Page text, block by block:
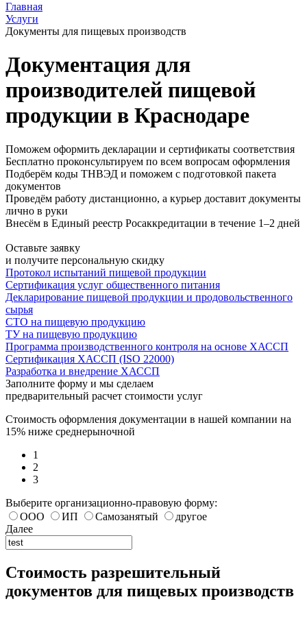
Главная
Услуги
Документы для пищевых производств
Документация для
производителей пищевой
продукции в Краснодаре
Поможем оформить декларации и сертификаты соответствия
Бесплатно проконсультируем по всем вопросам оформления
Подберём коды ТНВЭД и поможем с подготовкой пакета
документов
Проведём работу дистанционно, а курьер доставит документы
лично в руки
Внесём в Единый реестр Росаккредитации в течение 1–2 дней
Оставьте заявку
и получите персональную скидку
Протокол испытаний пищевой продукции
Сертификация услуг общественного питания
Декларирование пищевой продукции и продовольственного
сырья
СТО на пищевую продукцию
ТУ на пищевую продукцию
Программа производственного контроля на основе ХАССП
Сертификация ХАССП (ISO 22000)
Разработка и внедрение ХАССП
Заполните форму и мы сделаем
предварительный расчет стоимости услуг
Стоимость оформления документации в нашей компании на
15% ниже среднерыночной
1
2
3
Выберите организационно-правовую форму:
ООО
ИП Самозанятый
другое
Далее
Стоимость разрешительный
документов для пищевых производств